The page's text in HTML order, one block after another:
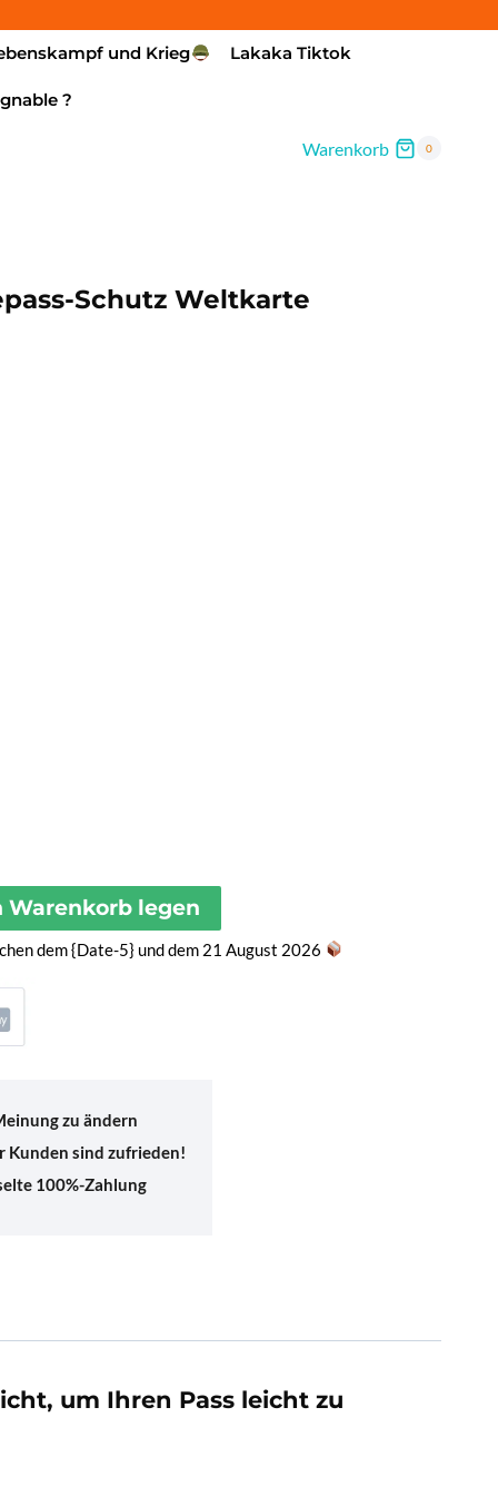
und Krieg Lakaka Tiktok
?
Warenkorb 0
Schutz Weltkarte
Warenkorb legen
dem {Date-5} und dem 21 August 2026
zu ändern
Kunden sind zufrieden!
100%-Zahlung
um Ihren Pass leicht zu